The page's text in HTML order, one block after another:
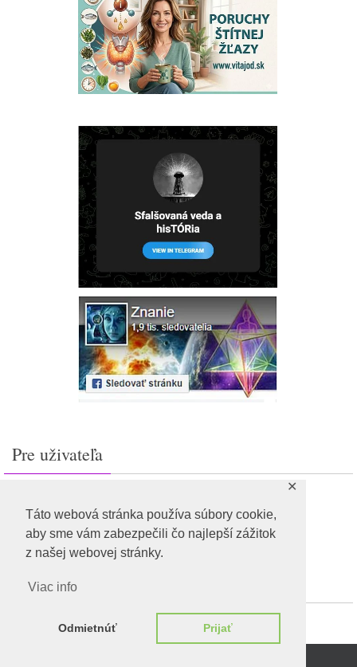
Táto webová stránka používa súbory cookie,
aby sme vám zabezpečili čo najlepší zážitok
z našej webovej stránky.
Viac info
Odmietnúť Prijať
✕
Pre uživateľa
Feed záznamov
RSS feed komentárov
WordPress.org